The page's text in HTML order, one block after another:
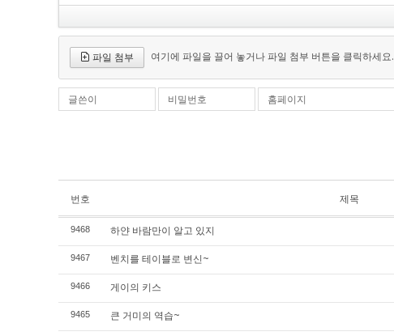
파일 첨부 여기에 파일을 끌어 놓거나 파일 첨부 버튼을 클릭하세요.
글쓴이 비밀번호 홈페이지
번호 제목
9468 하얀 바람만이 알고 있지
9467 벤치를 테이블로 변신~
9466 게이의 키스
9465 큰 거미의 역습~